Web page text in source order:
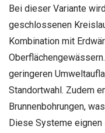
Bei dieser Variante
geschlossenen
Kombination mit
geringeren
Standortwahl. Zudem
Brunnenbohrungen,
Diese Systeme